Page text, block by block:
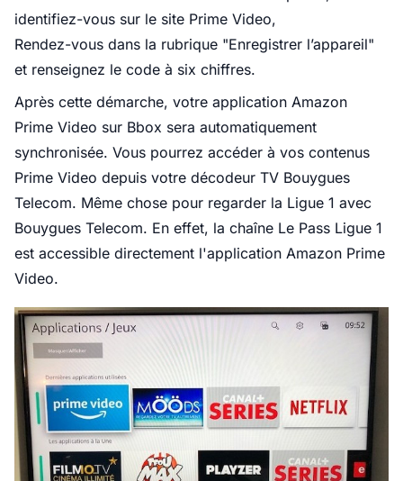
identifiez-vous sur le site Prime Video,
Rendez-vous dans la rubrique "Enregistrer l’appareil"
et renseignez le code à six chiffres.
Après cette démarche, votre application Amazon
Prime Video sur Bbox sera automatiquement
synchronisée. Vous pourrez accéder à vos contenus
Prime Video depuis votre décodeur TV Bouygues
Telecom. Même chose pour regarder la Ligue 1 avec
Bouygues Telecom. En effet, la chaîne Le Pass Ligue 1
est accessible directement l'application Amazon Prime
Video.